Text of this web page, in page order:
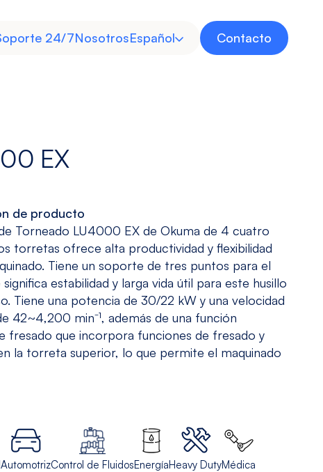
24/7NosotrosEspañol Contacto
Industria
Médica
Descubre
Energía
Descubre
Invertida
Ver modelos Ver modelos
5 Ejes
Ver modelos
Todos los
Modelos
EX
de producto
Torneado LU4000 EX de Okuma de 4 cuatro
torretas ofrece alta productividad y flexibilidad
Tiene un soporte de tres puntos para el
significa estabilidad y larga vida útil para este husillo
Tiene una potencia de 30/22 kW y una velocidad
42~4,200 min⁻¹, además de una función
fresado que incorpora funciones de fresado y
la torreta superior, lo que permite el maquinado
AutomotrizControl de FluidosEnergíaHeavy DutyMédica